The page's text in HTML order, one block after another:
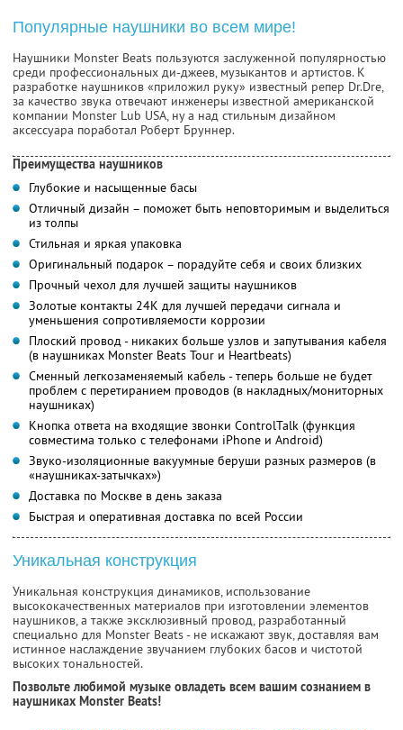
Популярные наушники во всем мире!
Наушники Monster Beats пользуются заслуженной популярностью
среди профессиональных ди-джеев, музыкантов и артистов. К
разработке наушников «приложил руку» известный репер Dr.Dre,
за качество звука отвечают инженеры известной американской
компании Monster Lub USA, ну а над стильным дизайном
аксессуара поработал Роберт Бруннер.
Преимущества наушников
Глубокие и насыщенные басы
Отличный дизайн – поможет быть неповторимым и выделиться
из толпы
Стильная и яркая упаковка
Оригинальный подарок – порадуйте себя и своих близких
Прочный чехол для лучшей защиты наушников
Золотые контакты 24K для лучшей передачи сигнала и
уменьшения сопротивляемости коррозии
Плоский провод - никаких больше узлов и запутывания кабеля
(в наушниках Monster Beats Tour и Heartbeats)
Сменный легкозаменяемый кабель - теперь больше не будет
проблем с перетиранием проводов (в накладных/мониторных
наушниках)
Кнопка ответа на входящие звонки ControlTalk (функция
совместима только с телефонами iPhone и Android)
Звуко-изоляционные вакуумные беруши разных размеров (в
«наушниках-затычках»)
Доставка по Москве в день заказа
Быстрая и оперативная доставка по всей России
Уникальная конструкция
Уникальная конструкция динамиков, использование
высококачественных материалов при изготовлении элементов
наушников, а также эксклюзивный провод, разработанный
специально для Monster Beats - не искажают звук, доставляя вам
истинное наслаждение звучанием глубоких басов и чистотой
высоких тональностей.
Позвольте любимой музыке овладеть всем вашим сознанием в
наушниках Monster Beats!